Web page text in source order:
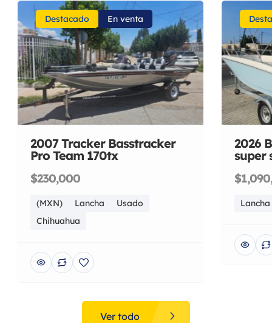
Destacado En venta
2007 Tracker Basstracker
Pro Team 170tx
$230,000
(MXN) Lancha
Usado
Chihuahua
2026
super
Lancha
Ver todo